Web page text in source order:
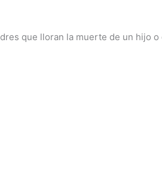
que lloran la muerte de un hijo